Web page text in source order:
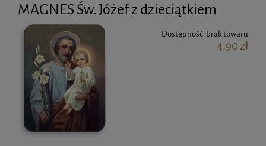
MAGNES Św. Jóżef z dzieciątkiem
Dostępność: brak towaru
4,90 zł